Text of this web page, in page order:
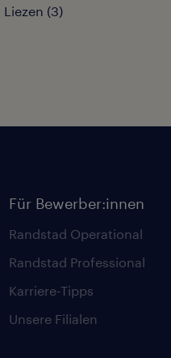
Liezen (3)
Für Bewerber:innen
Randstad Operational
Randstad Professional
Karriere-Tipps
Unsere Filialen